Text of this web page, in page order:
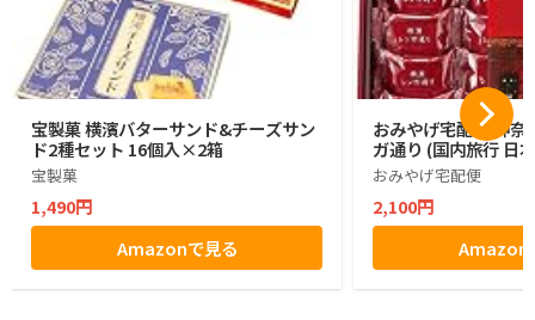
宝製菓 横濱バターサンド&チーズサン
ド2種セット 16個入×2箱
宝製菓
1,490円
Amazonで見る
おみやげ宅配便 神奈
ガ通り (国内旅行 日
おみやげ宅配便
2,100円
Amazon